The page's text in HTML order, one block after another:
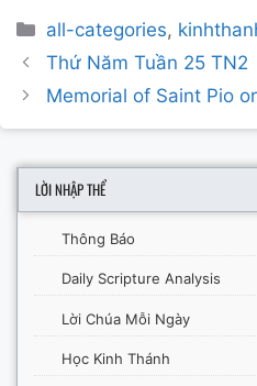
Categories
all-categories,
Post
navigation
Thứ Năm Tuần 25 TN2
Memorial of Saint Pio
LỜI NHẬP THỂ
Thông Báo
Daily Scripture Analysis
Lời Chúa Mỗi Ngày
Học Kinh Thánh